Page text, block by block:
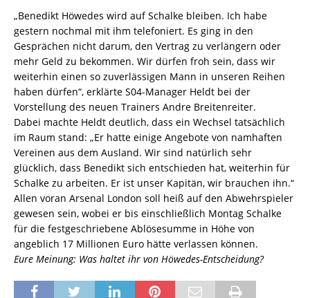
„Benedikt Höwedes wird auf Schalke bleiben. Ich habe
gestern nochmal mit ihm telefoniert. Es ging in den
Gesprächen nicht darum, den Vertrag zu verlängern oder
mehr Geld zu bekommen. Wir dürfen froh sein, dass wir
weiterhin einen so zuverlässigen Mann in unseren Reihen
haben dürfen“, erklärte S04-Manager Heldt bei der
Vorstellung des neuen Trainers Andre Breitenreiter.
Dabei machte Heldt deutlich, dass ein Wechsel tatsächlich
im Raum stand: „Er hatte einige Angebote von namhaften
Vereinen aus dem Ausland. Wir sind natürlich sehr
glücklich, dass Benedikt sich entschieden hat, weiterhin für
Schalke zu arbeiten. Er ist unser Kapitän, wir brauchen ihn.“
Allen voran Arsenal London soll heiß auf den Abwehrspieler
gewesen sein, wobei er bis einschließlich Montag Schalke
für die festgeschriebene Ablösesumme in Höhe von
angeblich 17 Millionen Euro hätte verlassen können.
Eure Meinung: Was haltet ihr von Höwedes-Entscheidung?